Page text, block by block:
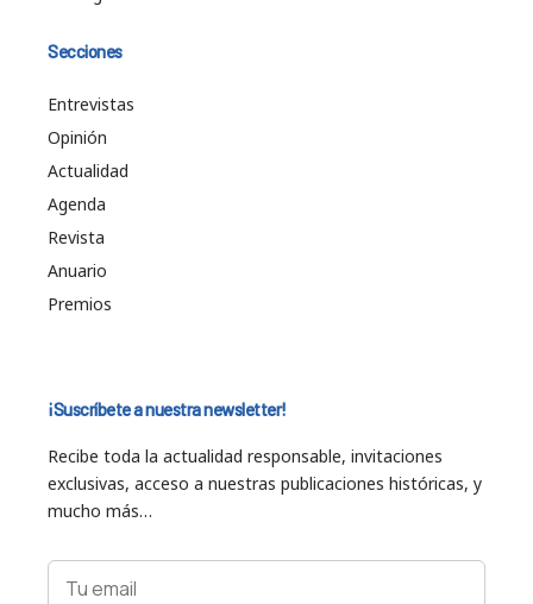
Secciones
Entrevistas
Opinión
Actualidad
Agenda
Revista
Anuario
Premios
¡Suscríbete a nuestra newsletter!
Recibe toda la actualidad responsable, invitaciones
exclusivas, acceso a nuestras publicaciones históricas, y
mucho más…